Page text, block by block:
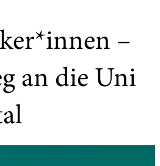
–
an die Uni